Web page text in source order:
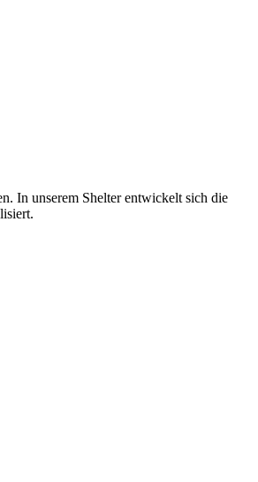
In unserem Shelter entwickelt sich die